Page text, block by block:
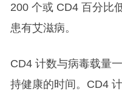
200 个或 CD4 百分比
患有艾滋病。
CD4 计数与病毒载量
持健康的时间。CD4